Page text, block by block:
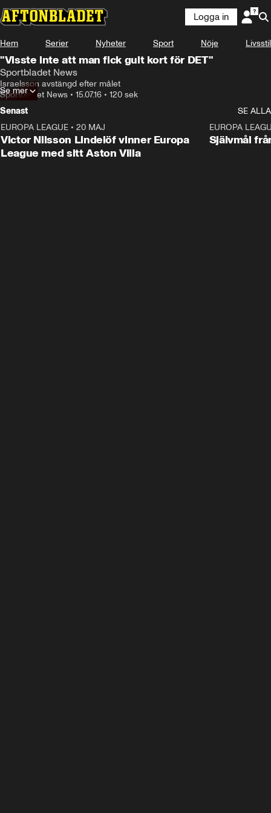
Logga in
Hem Serier Nyheter Sport Nöje Livsstil
"Visste inte att man fick gult kort för DET"
Sportbladet News
Israelsson avstängd efter målet
Sportbladet News • 15.07.16 • 120 sek
Se mer
Senast
SE ALLA
EUROPA LEAGUE • 20 MAJ
Victor Nilsson Lindelöf vinner Europa
League med sitt Aston Villa
EUROPA
Självmål